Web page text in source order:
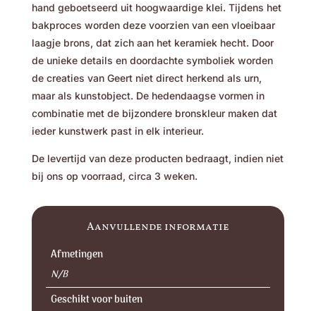
hand geboetseerd uit hoogwaardige klei. Tijdens het
bakproces worden deze voorzien van een vloeibaar
laagje brons, dat zich aan het keramiek hecht. Door
de unieke details en doordachte symboliek worden
de creaties van Geert niet direct herkend als urn,
maar als kunstobject. De hedendaagse vormen in
combinatie met de bijzondere bronskleur maken dat
ieder kunstwerk past in elk interieur.
De levertijd van deze producten bedraagt, indien niet
bij ons op voorraad, circa 3 weken.
Aanvullende informatie
Afmetingen
N/B
Geschikt voor buiten